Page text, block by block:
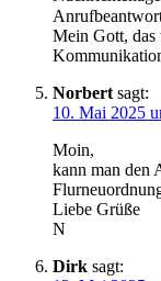
Mein Gott, das
Norbert sagt:
10. Mai 2025
Moin,
kann man den
Liebe Grüße
N
Dirk sagt: